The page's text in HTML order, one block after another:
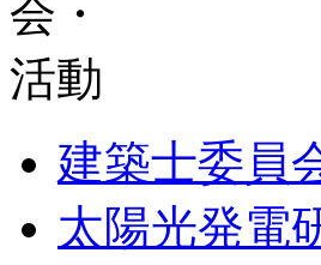
建築士委員
太陽光発電